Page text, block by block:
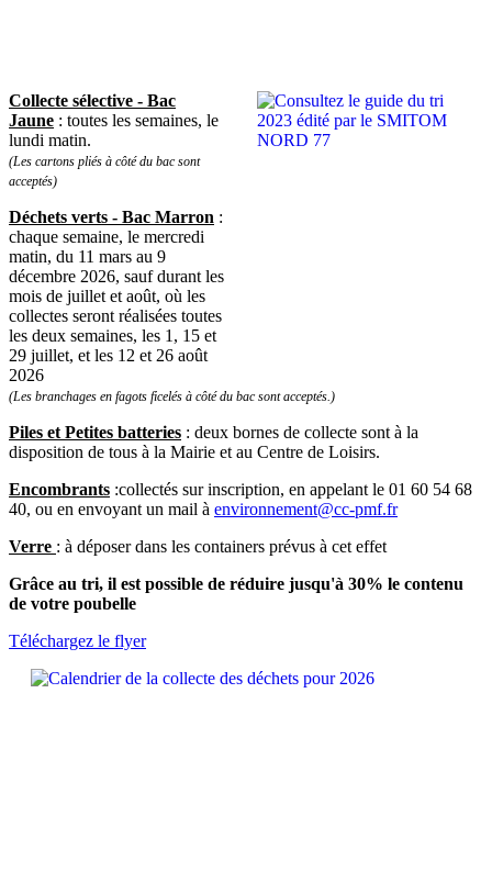
Collecte sélective - Bac
Jaune : toutes les semaines, le
lundi matin.
(Les cartons pliés à côté du bac sont
acceptés)
Déchets verts - Bac Marron :
chaque semaine, le mercredi
matin, du 11 mars au 9
décembre 2026, sauf durant les
mois de juillet et août, où les
collectes seront réalisées toutes
les deux semaines, les 1, 15 et
29 juillet, et les 12 et 26 août
2026
(Les branchages en fagots ficelés à côté du bac sont acceptés.)
Piles et Petites batteries : deux bornes de collecte sont à la
disposition de tous à la Mairie et au Centre de Loisirs.
Encombrants :collectés sur inscription, en appelant le 01 60 54 68
40, ou en envoyant un mail à environnement@cc-pmf.fr
Verre : à déposer dans les containers prévus à cet effet
Grâce au tri, il est possible de réduire jusqu'à 30% le contenu
de votre poubelle
Téléchargez le flyer